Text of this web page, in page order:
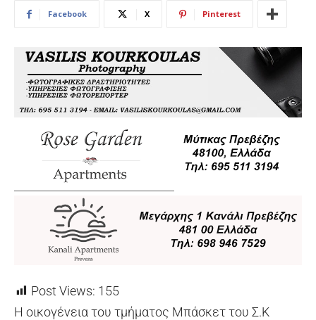
Facebook X Pinterest
Post Views: 155
Η οικογένεια του τμήματος Μπάσκετ του Σ.Κ